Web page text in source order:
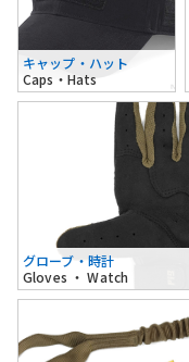
キャップ・ハット
Caps・Hats
グローブ・時計
Gloves ・ Watch